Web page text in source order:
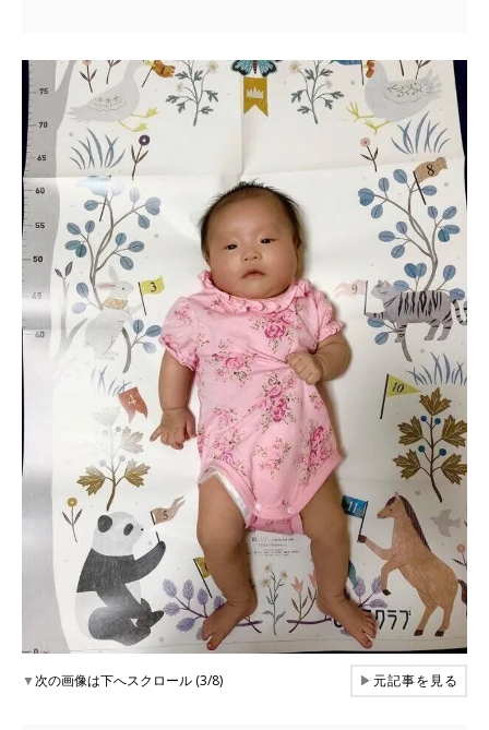
▼次の画像は下へスクロール (3/8) ▶元記事を見る